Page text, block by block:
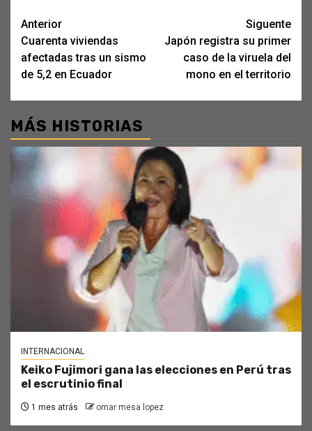
Post
navigation
Anterior
Cuarenta viviendas
afectadas tras un sismo
de 5,2 en Ecuador
Siguente
Japón registra su primer
caso de la viruela del
mono en el territorio
MÁS HISTORIAS
INTERNACIONAL
Keiko Fujimori gana las elecciones en Perú tras
el escrutinio final
1 mes atrás omar mesa lopez